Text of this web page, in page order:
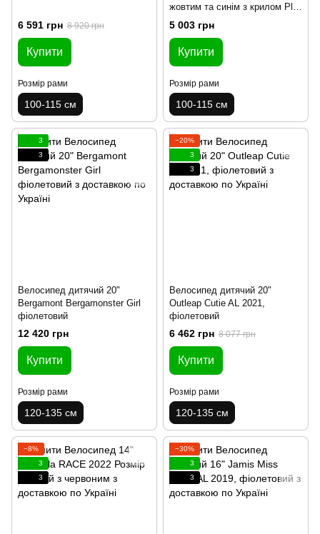
6 591 грн 8 920 грн
Купити
Розмір рами
100-115 см
жовтим та синім з крилом Pl
2022
5 003 грн
Купити
Розмір рами
100-115 см
3
3
Велосипед дитячий 20"
Bergamont Bergamonster Girl
фіолетовий
12 420 грн
Купити
Розмір рами
120-135 см
−20%
3
3
Велосипед дитячий 20"
Outleap Cutie AL 2021,
фіолетовий
6 462 грн 8 077 грн
Купити
Розмір рами
120-135 см
−8%
3
3
−30%
3
3